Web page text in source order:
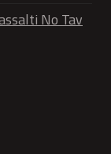
No Tav